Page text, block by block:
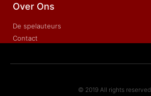
Over Ons
De spelauteurs
Contact
© 2019 All rights reserved